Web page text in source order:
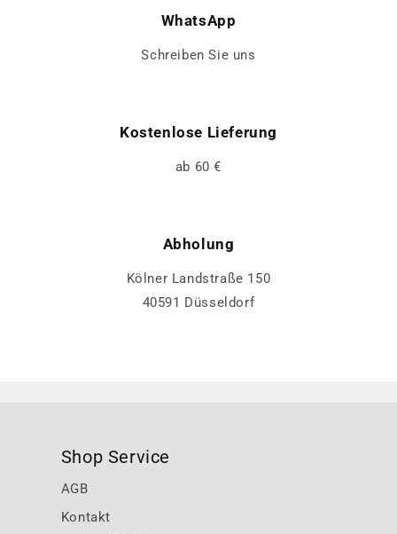
WhatsApp
Schreiben Sie uns
Kostenlose Lieferung
ab 60 €
Abholung
Kölner Landstraße 150
40591 Düsseldorf
Shop Service
AGB
Kontakt